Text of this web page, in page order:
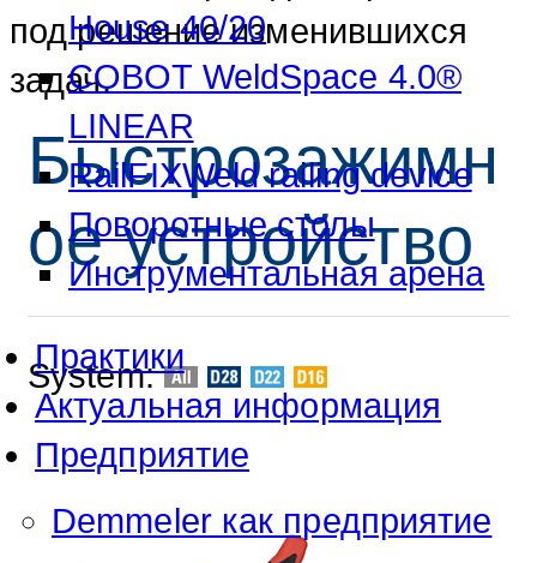
House 40/20
COBOT WeldSpace 4.0®
LINEAR
RailFIXWeld railing device
Поворотные столы
Инструментальная арена
Практики
Актуальная информация
Предприятие
Demmeler как предприятие
под решение изменившихся
задач.
Быстрозажимн
ое устройство
System: